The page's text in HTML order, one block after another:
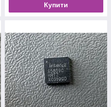
Купити